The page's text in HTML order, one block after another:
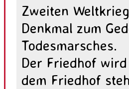
Zweiten
Denkmal zum
Todesmarsches.
Der Friedhof
dem Friedhof